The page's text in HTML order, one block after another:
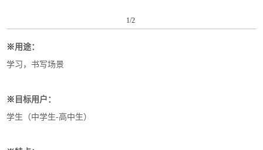
1/2
※用途：
学习，书写场景
※ 目标用户：
学生（中学生-高中生）